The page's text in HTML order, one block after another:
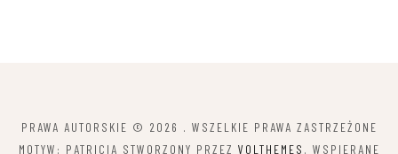
PRAWA AUTORSKIE © 2026 . WSZELKIE PRAWA ZASTRZEŻONE
MOTYW: PATRICIA STWORZONY PRZEZ VOLTHEMES . WSPIERANE